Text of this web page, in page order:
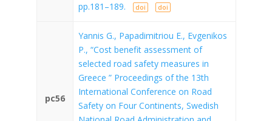
pp.181–189.
doi doi
pc56
Yannis G., Papadimitriou E., Evgenikos
P., “Cost benefit assessment of
selected road safety measures in
Greece ” Proceedings of the 13th
International Conference on Road
Safety on Four Continents, Swedish